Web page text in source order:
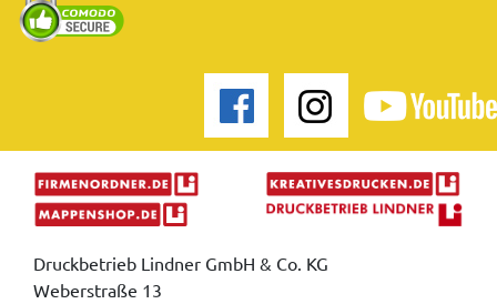
Druckbetrieb Lindner GmbH & Co. KG
Weberstraße 13